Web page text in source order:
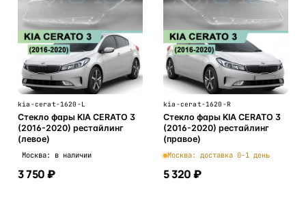
kia-cerat-1620-L
Стекло фары KIA CERATO 3
(2016-2020) рестайлинг
(левое)
Москва: в наличии
3 750 ₽
kia-cerat-1620-R
Стекло фары KIA CERATO 3
(2016-2020) рестайлинг
(правое)
Москва: доставка 0-1 день
5 320 ₽